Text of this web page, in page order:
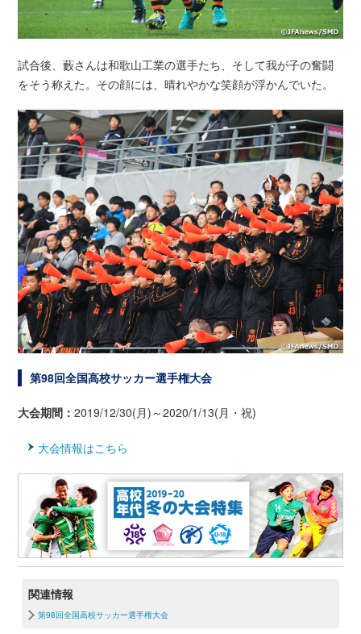
試合後、藪さんは和歌山工業の選手たち、そして我が子の奮闘
をそう称えた。その顔には、晴れやかな笑顔が浮かんでいた。
第98回全国高校サッカー選手権大会
大会期間：2019/12/30(月)～2020/1/13(月・祝)
大会情報はこちら
関連情報
第98回全国高校サッカー選手権大会